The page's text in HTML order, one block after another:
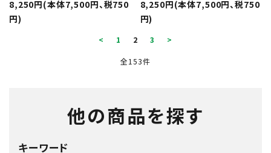
8,250円(本体7,500円、税750
円)
8,250円(本体7,500円、税750
円)
< 1 2 3 >
全153件
他の商品を探す
キーワード